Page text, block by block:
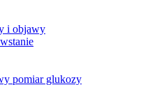
i objawy
pomiar glukozy